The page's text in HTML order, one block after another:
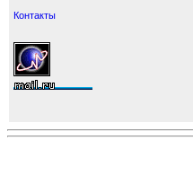
Контакты